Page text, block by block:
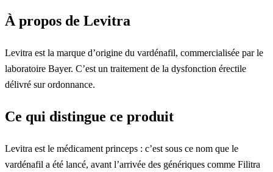
À propos de Levitra
Levitra est la marque d’origine du vardénafil, commercialisée par le
laboratoire Bayer. C’est un traitement de la dysfonction érectile
délivré sur ordonnance.
Ce qui distingue ce produit
Levitra est le médicament princeps : c’est sous ce nom que le
vardénafil a été lancé, avant l’arrivée des génériques comme Filitra